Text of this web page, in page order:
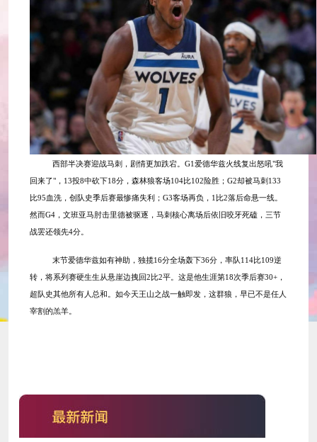
西部半决赛迎战马刺，剧情更加跌宕。 G1爱德华兹火线复出怒吼"我
回来了"，13投8中砍下18分，森林狼客场104比102险胜；G2却被马刺133
比95血洗，创队史季后赛最惨痛失利；G3客场再负，1比2落后命悬一线。
然而G4，文班亚马肘击里德被驱逐，马刺核心离场后依旧咬牙死磕，三节
战罢还领先4分。
末节爱德华兹如有神助，独揽16分全场轰下36分，率队114比109逆
转，将系列赛硬生生从悬崖边拽回2比2平。这是他生涯第18次季后赛30+，
超队史其他所有人总和。如今天王山之战一触即发，这群狼，早已不是任人
宰割的羔羊。